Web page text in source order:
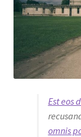
Est eos
omnis